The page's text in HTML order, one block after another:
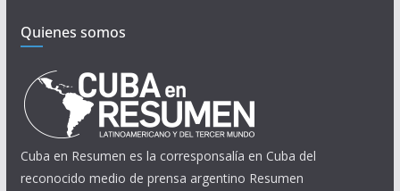
Quienes somos
Cuba en Resumen es la corresponsalía en Cuba del
reconocido medio de prensa argentino Resumen